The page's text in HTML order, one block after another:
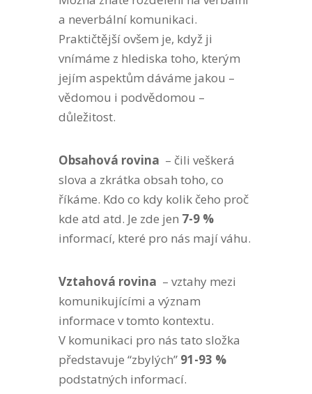
a neverbální komunikaci.
Praktičtější ovšem je, když ji
vnímáme z hlediska toho, kterým
jejím aspektům dáváme jakou –
vědomou i podvědomou –
důležitost.
Obsahová rovina – čili veškerá
slova a zkrátka obsah toho, co
říkáme. Kdo co kdy kolik čeho proč
kde atd atd. Je zde jen 7-9 %
informací, které pro nás mají váhu.
Vztahová rovina – vztahy mezi
komunikujícími a význam
informace v tomto kontextu.
V komunikaci pro nás tato složka
představuje “zbylých” 91-93 %
podstatných informací.